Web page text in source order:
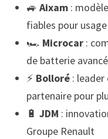
🚙 Aixam:
fiables pour
🏎️ Microcar:
de batterie
⚡ Bolloré: leader
partenaire pour
🔋 JDM :
Groupe Renault